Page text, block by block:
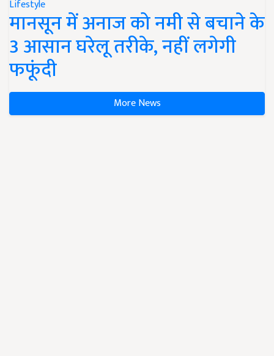
Lifestyle
मानसून में अनाज को नमी से बचाने के
3 आसान घरेलू तरीके, नहीं लगेगी
फफूंदी
More News